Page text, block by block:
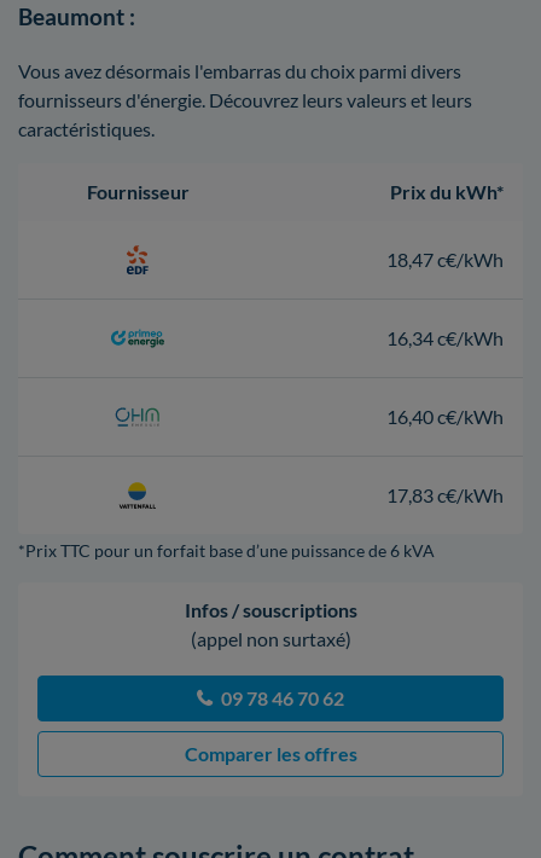
Beaumont :
Vous avez désormais l'embarras du choix parmi divers
fournisseurs d'énergie. Découvrez leurs valeurs et leurs
caractéristiques.
Fournisseur Prix du kWh*
18,47 c€/kWh
16,34 c€/kWh
16,40 c€/kWh
17,83 c€/kWh
*Prix TTC pour un forfait base d’une puissance de 6 kVA
Infos / souscriptions
(appel non surtaxé)
09 78 46 70 62
Comparer les offres